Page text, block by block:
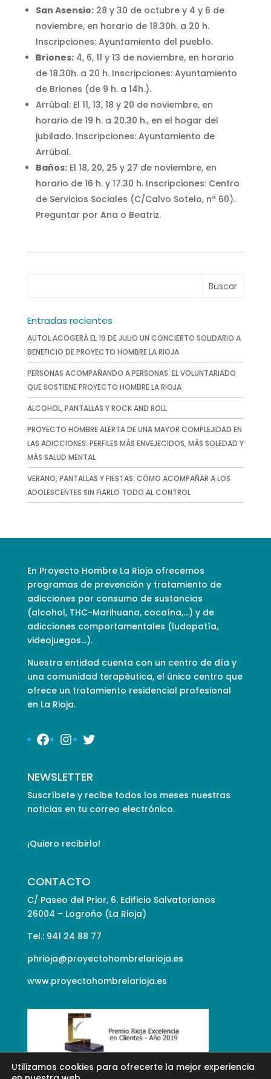
San Asensio:28 y 30 de octubre y 4 y 6 de
noviembre, en horario de 18.30h. a 20 h.
Inscripciones: Ayuntamiento del pueblo.
Briones:4, 6, 11 y 13 de noviembre, en horario
de 18.30h. a 20 h. Inscripciones: Ayuntamiento
de Briones (de 9 h. a 14h.).
Arrúbal: El 11, 13, 18 y 20 de noviembre, en
horario de 19 h. a 20.30 h., en el hogar del
jubilado. Inscripciones: Ayuntamiento de
Arrúbal.
Baños:El 18, 20, 25 y 27 de noviembre, en
horario de 16 h. y 17.30 h. Inscripciones: Centro
de Servicios Sociales (C/Calvo Sotelo, nº 60).
Preguntar por Ana o Beatriz.
Entradas recientes
AUTOL ACOGERÁ EL 19 DE JULIO UN CONCIERTO SOLIDARIO A
BENEFICIO DE PROYECTO HOMBRE LA RIOJA
PERSONAS ACOMPAÑANDO A PERSONAS: EL VOLUNTARIADO
QUE SOSTIENE PROYECTO HOMBRE LA RIOJA
ALCOHOL, PANTALLAS Y ROCK AND ROLL
PROYECTO HOMBRE ALERTA DE UNA MAYOR COMPLEJIDAD EN
LAS ADICCIONES: PERFILES MÁS ENVEJECIDOS, MÁS SOLEDAD Y
MÁS SALUD MENTAL
VERANO, PANTALLAS Y FIESTAS: CÓMO ACOMPAÑAR A LOS
ADOLESCENTES SIN FIARLO TODO AL CONTROL
En Proyecto Hombre La Rioja ofrecemos
programas de prevención y tratamiento de
adicciones por consumo de sustancias
(alcohol, THC-Marihuana, cocaína,…) y de
adicciones comportamentales (ludopatía,
videojuegos…).
Nuestra entidad cuenta con un centro de día y
una comunidad terapéutica, el único centro que
ofrece un tratamiento residencial profesional
en La Rioja.
Facebook
Instagram
Twitter
NEWSLETTER
Suscríbete y recibe todos los meses nuestras
noticias en tu correo electrónico.
¡Quiero recibirlo!
CONTACTO
C/ Paseo del Prior, 6. Edificio Salvatorianos
26004 – Logroño (La Rioja)
Tel.: 941 24 88 77
phrioja@proyectohombrelarioja.es
www.proyectohombrelarioja.es
Utilizamos cookies para ofrecerte la mejor experiencia